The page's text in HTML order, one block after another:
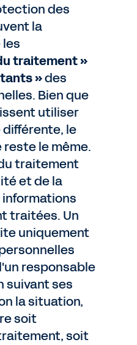
des
la
traitement »
»des
Bien que
utiliser
le
le même.
traitement
et de la
traitées. Un
uniquement
responsable
suivant ses
la situation,
soit
soit